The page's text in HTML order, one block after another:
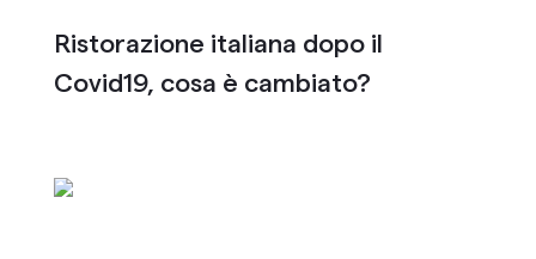
Ristorazione italiana dopo il
Covid19, cosa è cambiato?